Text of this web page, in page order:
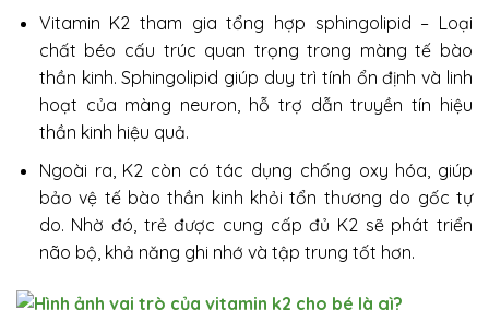
Vitamin K2 tham gia tổng hợp sphingolipid – Loại
chất béo cấu trúc quan trọng trong màng tế bào
thần kinh. Sphingolipid giúp duy trì tính ổn định và linh
hoạt của màng neuron, hỗ trợ dẫn truyền tín hiệu
thần kinh hiệu quả.
Ngoài ra, K2 còn có tác dụng chống oxy hóa, giúp
bảo vệ tế bào thần kinh khỏi tổn thương do gốc tự
do. Nhờ đó, trẻ được cung cấp đủ K2 sẽ phát triển
não bộ, khả năng ghi nhớ và tập trung tốt hơn.